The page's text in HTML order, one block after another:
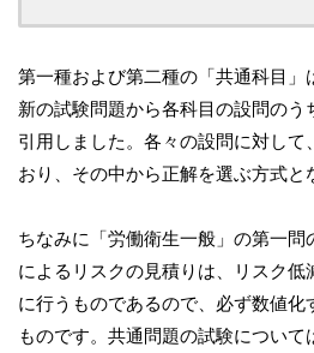
第一種および第二種の「共通科目
新の試験問題から各科目の設問のう
引用しました。各々の設問に対して
おり、その中から正解を選ぶ方式と
ちなみに「労働衛生一般」の第一
によるリスクの見積りは、リスク低
に行うものであるので、必ず数値化
ものです。共通問題の試験につい